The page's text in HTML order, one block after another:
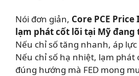
Nói đơn giản, Core PCE
lạm phát cốt lõi tại Mỹ đang
Nếu chỉ số tăng nhanh, áp
Nếu chỉ số hạ nhiệt, lạm phát
đúng hướng mà FED mong